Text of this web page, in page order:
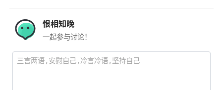
恨相知晚
一起参与讨论！